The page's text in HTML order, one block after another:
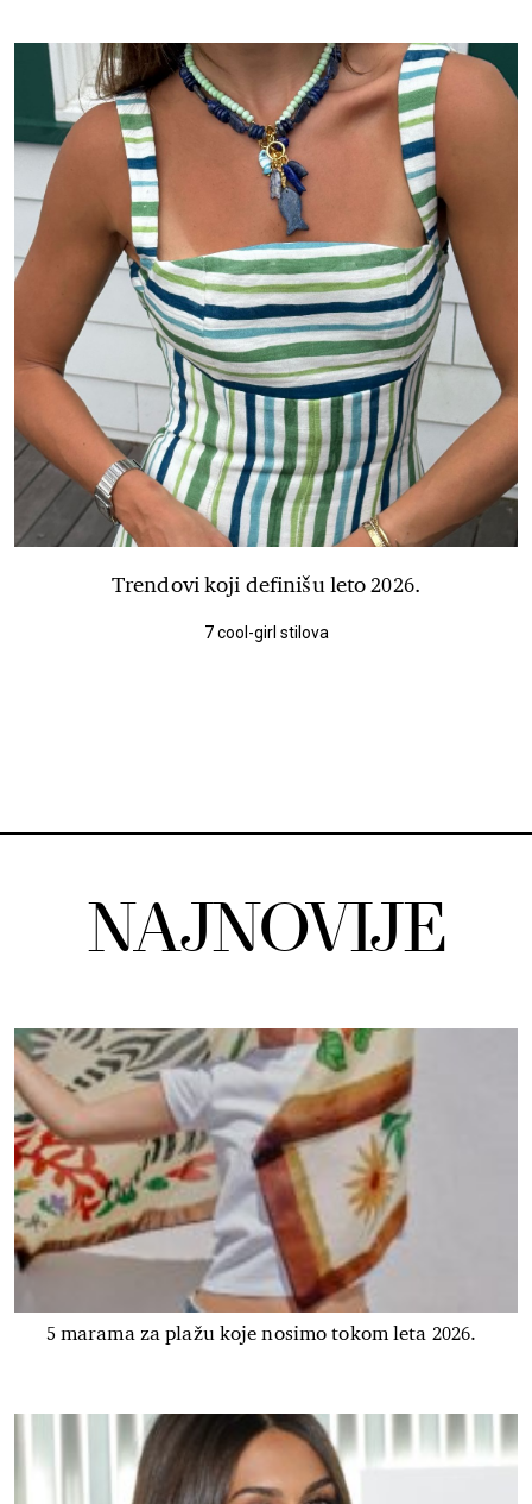
Trendovi koji definišu leto 2026.
7 cool-girl stilova
NAJNOVIJE
5 marama za plažu koje nosimo tokom leta 2026.